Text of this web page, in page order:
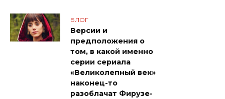
БЛОГ
Версии и
предположения о
том, в какой именно
серии сериала
«Великолепный век»
наконец-то
разоблачат Фирузе-